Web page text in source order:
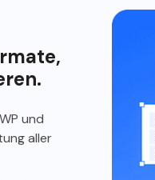
und
aller